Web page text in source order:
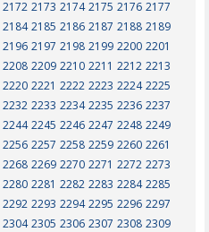
2172 2173 2174 2175 2176 2177
2184 2185 2186 2187 2188 2189
2196 2197 2198 2199 2200 2201
2208 2209 2210 2211 2212 2213
2220 2221 2222 2223 2224 2225
2232 2233 2234 2235 2236 2237
2244 2245 2246 2247 2248 2249
2256 2257 2258 2259 2260 2261
2268 2269 2270 2271 2272 2273
2280 2281 2282 2283 2284 2285
2292 2293 2294 2295 2296 2297
2304 2305 2306 2307 2308 2309